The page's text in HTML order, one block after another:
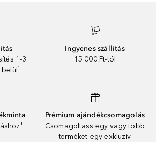
1-3
Ingyenes szállítás
15 000 Ft-tól
Prémium ajándékcsomagolás
Csomagoltass egy vagy több
terméket egy exkluzív